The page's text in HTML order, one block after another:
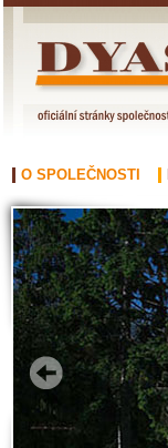
O SPOLEČNOSTI